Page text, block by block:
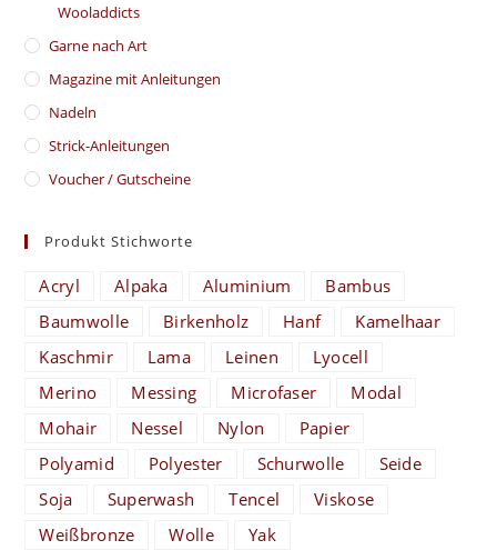
Wooladdicts
Garne nach Art
Magazine mit Anleitungen
Nadeln
Strick-Anleitungen
Voucher / Gutscheine
Produkt Stichworte
Acryl Alpaka Aluminium
Bambus
Baumwolle
Birkenholz Hanf
Kamelhaar
Kaschmir
Lama Leinen
Lyocell
Merino
Messing Microfaser
Modal
Mohair
Nessel Nylon
Papier
Polyamid
Polyester Schurwolle
Seide
Soja
Superwash Tencel
Viskose
Weißbronze
Wolle Yak